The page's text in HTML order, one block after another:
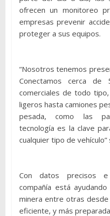
ofrecen un monitoreo
empresas prevenir
proteger a sus equipos.
“Nosotros tenemos
Conectamos cerca de
comerciales de todo
ligeros hasta camiones
pesada, como las
tecnología es la clave
cualquier tipo de
Con datos precisos e
compañía está
minera entre otras
eficiente, y más